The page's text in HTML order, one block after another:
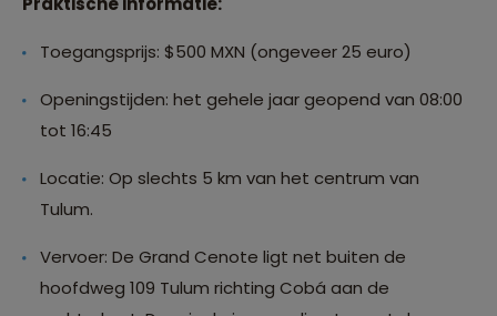
Toegangsprijs: $500 MXN (ongeveer 25 euro)
Openingstijden: het gehele jaar geopend van 08:00
tot 16:45
Locatie: Op slechts 5 km van het centrum van
Tulum.
Vervoer: De Grand Cenote ligt net buiten de
hoofdweg 109 Tulum richting Cobá aan de